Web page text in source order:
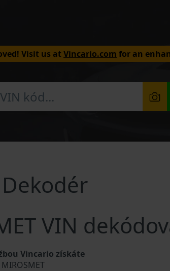
Visit us atVincario.com for an
Dekodér
VIN
Vincario získáte